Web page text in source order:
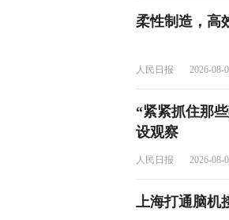
柔性制造，高
人民日报 2026-08-
“紧紧抓住那
设观察
人民日报 2026-08-
上海打通脑机